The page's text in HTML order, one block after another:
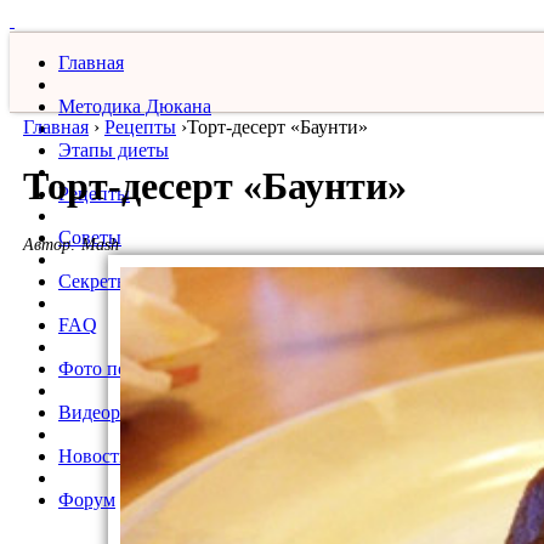
Главная
Методика Дюкана
Этапы диеты
Рецепты
Советы
Секреты
FAQ
Фото похудевших
Видеорецепты
Новости
Форум
Главная › Рецепты ›​Торт-десерт «Баунти»
​Торт-десерт «Баунти»
Автор:Mash